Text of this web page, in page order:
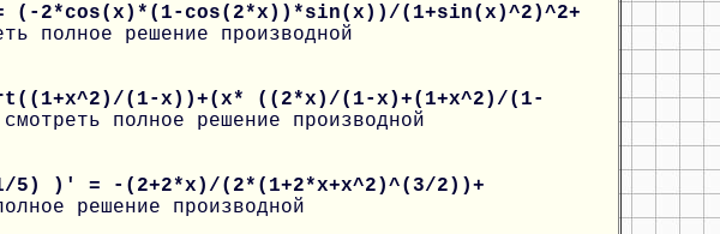
2*cos(x)*(1-cos(2*x))*sin(x))/(1+sin(x)^2)^2+
полное решение производной
(1-x))+(x* ((2*x)/(1-x)+(1+x^2)/(1-
смотреть полное решение производной
5) )' = -(2+2*x)/(2*(1+2*x+x^2)^(3/2))+
решение производной